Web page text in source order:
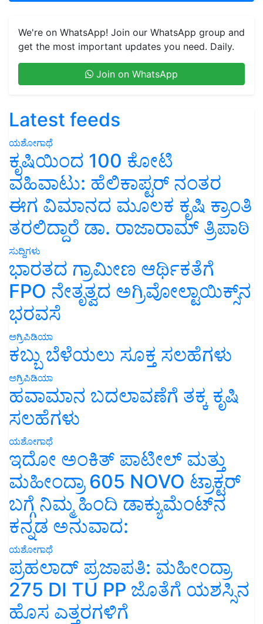
We're on WhatsApp! Join our WhatsApp group and
get the most important updates you need. Daily.
Join on WhatsApp
Latest feeds
ಯಶೋಗಾಥೆ
ಕೃಷಿಯಿಂದ 100 ಕೋಟಿ
ವಹಿವಾಟು: ಹೆಲಿಕಾಪ್ಟರ್ ನಂತರ
ಈಗ ವಿಮಾನದ ಮೂಲಕ ಕೃಷಿ ಕ್ರಾಂತಿ
ತರಲಿದ್ದಾರೆ ಡಾ. ರಾಜಾರಾಮ್ ತ್ರಿಪಾಠಿ
ಸುದ್ದಿಗಳು
ಭಾರತದ ಗ್ರಾಮೀಣ ಆರ್ಥಿಕತೆಗೆ
FPO ನೇತೃತ್ವದ ಅಗ್ರಿವೋಲ್ಟಾಯಿಕ್ಸ್‌ನ
ಭರವಸೆ
ಅಗ್ರಿಪಿಡಿಯಾ
ಕಬ್ಬು ಬೆಳೆಯಲು ಸೂಕ್ತ ಸಲಹೆಗಳು
ಅಗ್ರಿಪಿಡಿಯಾ
ಹವಾಮಾನ ಬದಲಾವಣೆಗೆ ತಕ್ಕ ಕೃಷಿ
ಸಲಹೆಗಳು
ಯಶೋಗಾಥೆ
ಇದೋ ಅಂಕಿತ್ ಪಾಟೀಲ್ ಮತ್ತು
ಮಹೀಂದ್ರಾ 605 NOVO ಟ್ರಾಕ್ಟರ್
ಬಗ್ಗೆ ನಿಮ್ಮ ಹಿಂದಿ ಡಾಕ್ಯುಮೆಂಟ್‌ನ
ಕನ್ನಡ ಅನುವಾದ:
ಯಶೋಗಾಥೆ
ಪ್ರಹಲಾದ್ ಪ್ರಜಾಪತಿ: ಮಹೀಂದ್ರಾ
275 DI TU PP ಜೊತೆಗೆ ಯಶಸ್ಸಿನ
ಹೊಸ ಎತ್ತರಗಳಿಗೆ